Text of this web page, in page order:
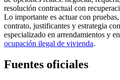
resolución contractual con
Lo importante es actuar con
contrato, justificantes y estrategia
especializado en arrendamientos y
ocupación ilegal de vivienda.
Fuentes oficiales